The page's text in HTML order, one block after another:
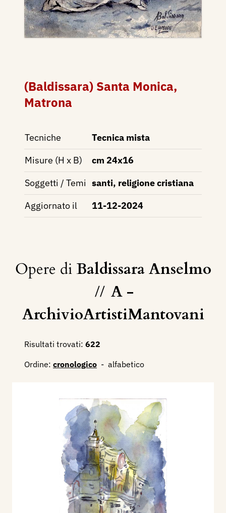
(Baldissara) Santa Monica,
Matrona
Tecniche
Tecnica mista
Misure (H x B)
cm 24x16
Soggetti / Temi santi, religione cristiana
Aggiornato il
11-12-2024
Opere diBaldissara Anselmo
// A -
ArchivioArtistiMantovani
Risultati trovati: 622
Ordine: cronologico - alfabetico